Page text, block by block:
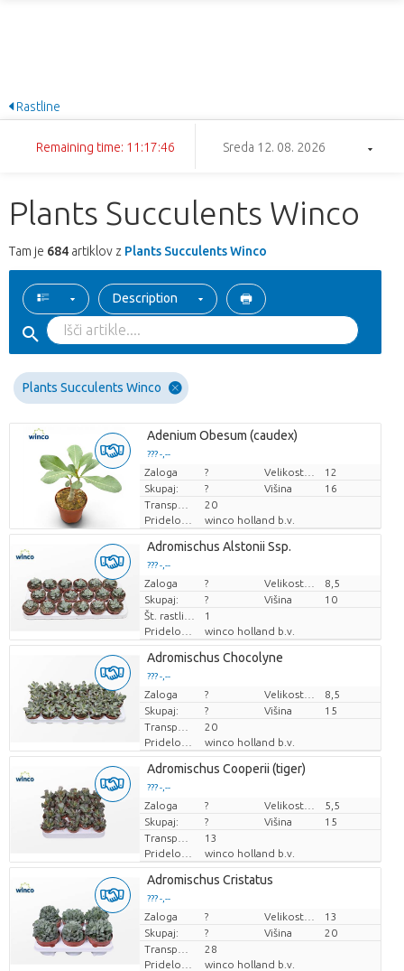
Rastline
Remaining time: 11:17:45 Sreda 12. 08. 2026
Plants Succulents Winco
Tam je 684 artiklov z Plants Succulents Winco
Description
Plants Succulents Winco
Adenium Obesum (caudex)
??? -,--
Cena za kos
Zaloga ?
12
Skupaj:
? Višina
16
20
winco holland b.v.
Adromischus Alstonii Ssp.
??? -,--
Cena za kos
Zaloga ?
8,5
Skupaj:
? Višina
10
1
winco holland b.v.
Adromischus Chocolyne
??? -,--
Cena za kos
Zaloga ?
8,5
Skupaj:
? Višina
15
20
winco holland b.v.
Adromischus Cooperii (tiger)
??? -,--
Cena za kos
Zaloga ?
5,5
Skupaj:
? Višina
15
13
winco holland b.v.
Adromischus Cristatus
??? -,--
Cena za kos
Zaloga ?
13
Skupaj:
? Višina
20
28
winco holland b.v.